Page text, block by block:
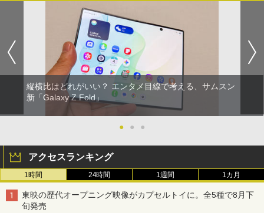
縦横比はどれがいい？ エンタメ目線で考える、サムスン
新「Galaxy Z Fold」
● ● ●
アクセスランキング
1時間 24時間 1週間 1カ月
東映の歴代オープニング映像がカプセルトイに。全5種で8月下
旬発売